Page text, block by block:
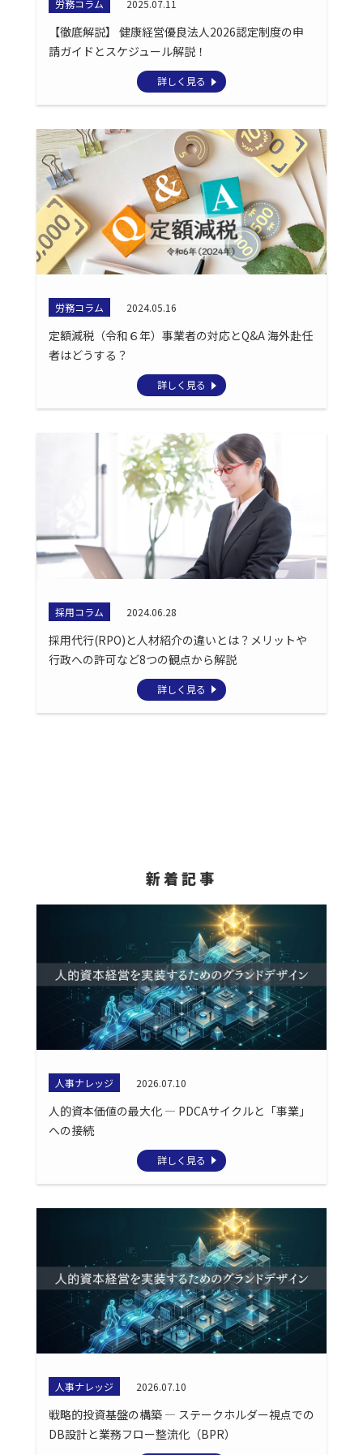
労務コラム 2025.07.11
【徹底解説】 健康経営優良法人2026認定制度の申
請ガイドとスケジュール解説！
詳しく見る
労務コラム 2024.05.16
定額減税（令和６年）事業者の対応とQ&A 海外赴任
者はどうする？
詳しく見る
採用コラム 2024.06.28
採用代行(RPO)と人材紹介の違いとは？メリットや
行政への許可など8つの観点から解説
詳しく見る
新着記事
人事ナレッジ 2026.07.10
人的資本価値の最大化 ― PDCAサイクルと「事業」
への接続
詳しく見る
人事ナレッジ 2026.07.10
戦略的投資基盤の構築 ― ステークホルダー視点での
DB設計と業務フロー整流化（BPR）